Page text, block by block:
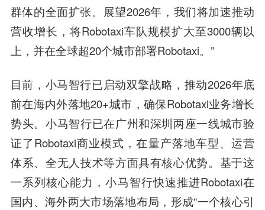
群体的全面扩张。展望2026年，我们将加速推动
营收增长，将Robotaxi车队规模扩大至3000辆以
上，并在全球超20个城市部署Robotaxi。”
目前，小马智行已启动双擎战略，推动2026年底
前在海内外落地20+城市，确保Robotaxi业务增长
势头。小马智行已在广州和深圳两座一线城市验
证了Robotaxi商业模式，在量产落地车型、运营
体系、全无人技术等方面具有核心优势。基于这
一系列核心能力，小马智行快速推进Robotaxi在
国内、海外两大市场落地布局，形成“一个核心引